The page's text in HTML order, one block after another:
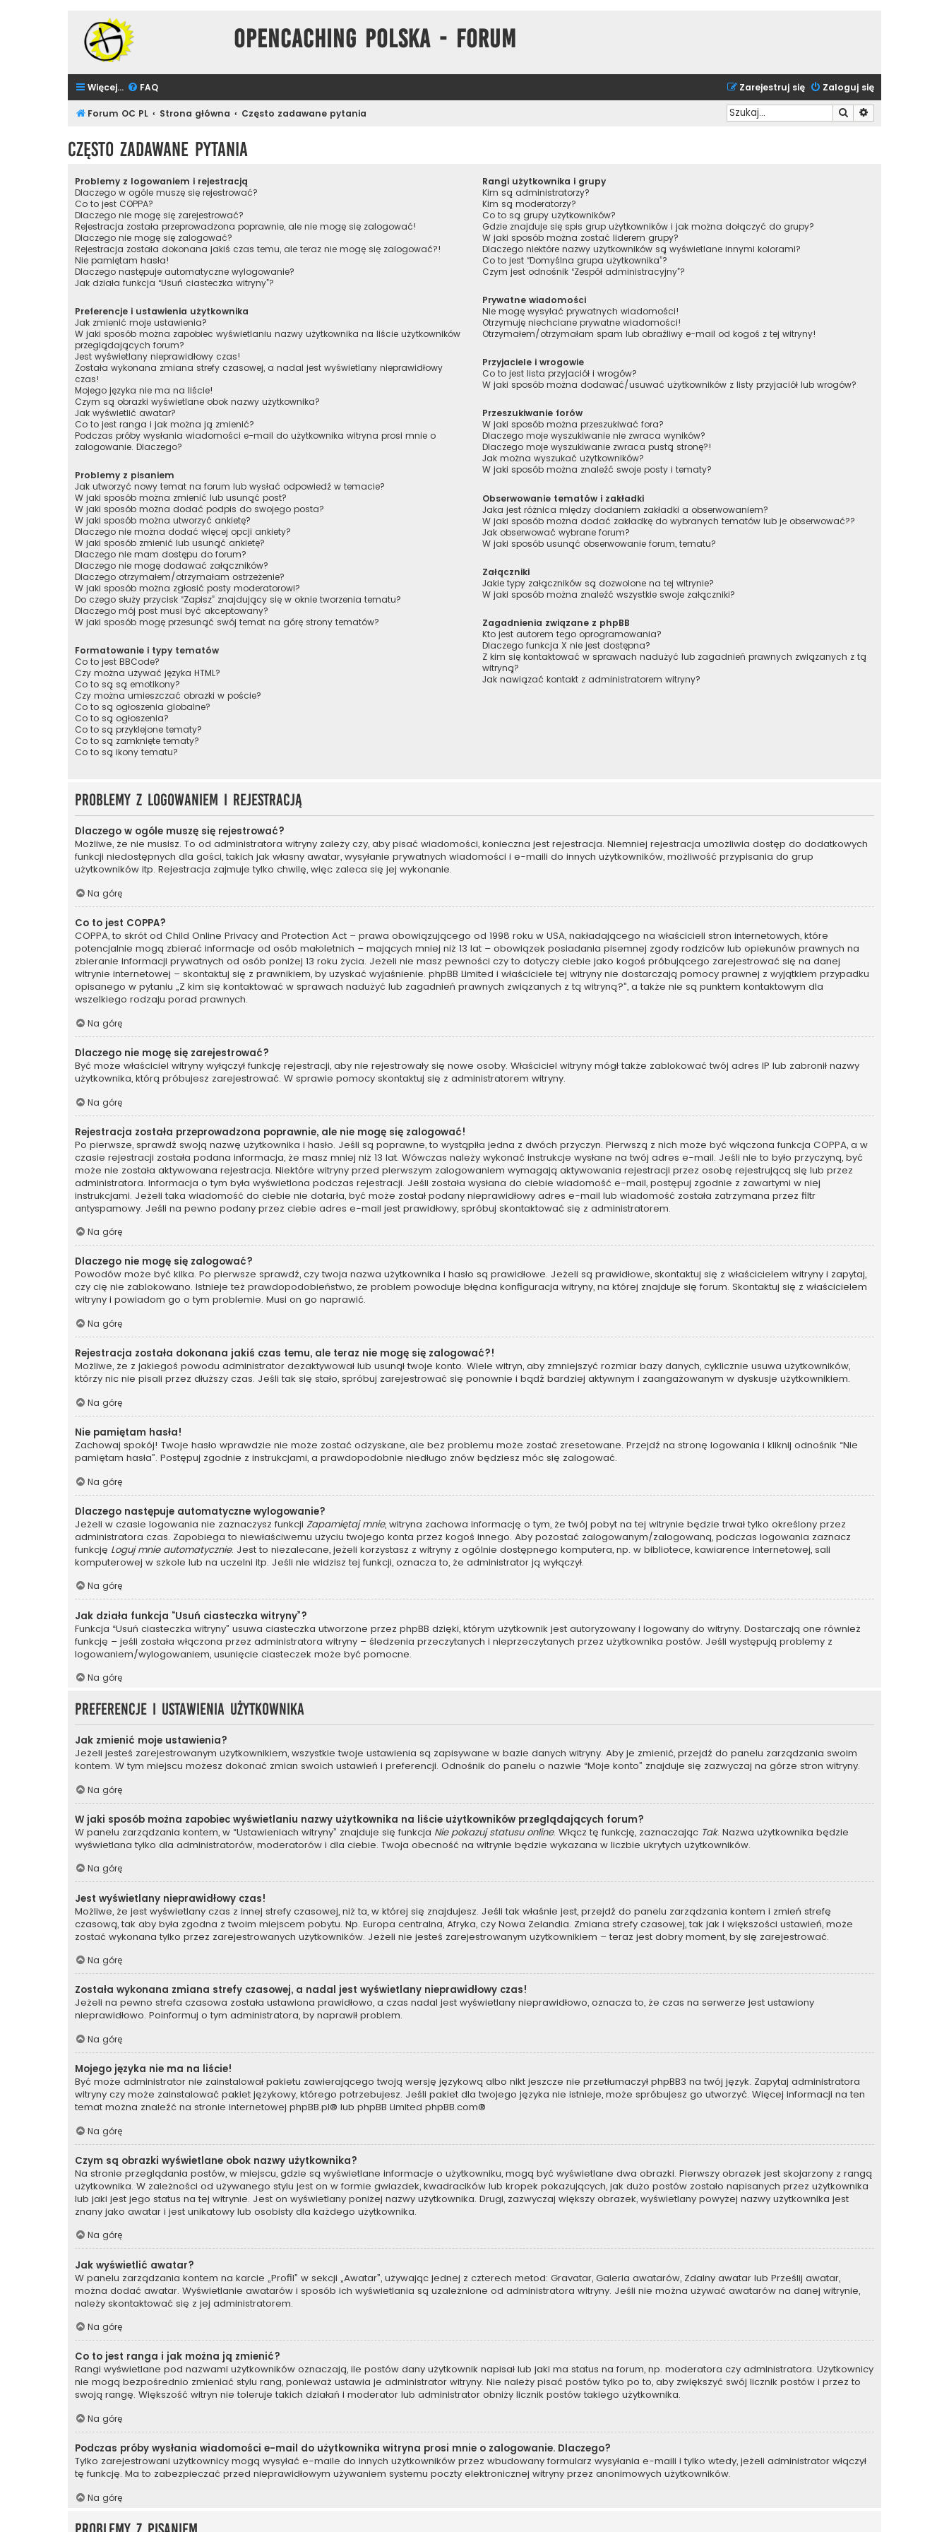
Opencaching Polska - Forum
Więcej… FAQ Zaloguj się
Zarejestruj się
Forum OC PL Strona główna Często zadawane pytania Szukaj
Często zadawane pytania
Problemy z logowaniem i rejestracją
Dlaczego w ogóle muszę się rejestrować?
Co to jest COPPA?
Dlaczego nie mogę się zarejestrować?
Rejestracja została przeprowadzona poprawnie, ale nie mogę się zalogować!
Dlaczego nie mogę się zalogować?
Rejestracja została dokonana jakiś czas temu, ale teraz nie mogę się zalogować?!
Nie pamiętam hasła!
Dlaczego następuje automatyczne wylogowanie?
Jak działa funkcja “Usuń ciasteczka witryny”?
Preferencje i ustawienia użytkownika
Jak zmienić moje ustawienia?
W jaki sposób można zapobiec wyświetlaniu nazwy użytkownika na liście użytkowników
przeglądających forum?
Jest wyświetlany nieprawidłowy czas!
Została wykonana zmiana strefy czasowej, a nadal jest wyświetlany nieprawidłowy
czas!
Mojego języka nie ma na liście!
Czym są obrazki wyświetlane obok nazwy użytkownika?
Jak wyświetlić awatar?
Co to jest ranga i jak można ją zmienić?
Podczas próby wysłania wiadomości e-mail do użytkownika witryna prosi mnie o
zalogowanie. Dlaczego?
Problemy z pisaniem
Jak utworzyć nowy temat na forum lub wysłać odpowiedź w temacie?
W jaki sposób można zmienić lub usunąć post?
W jaki sposób można dodać podpis do swojego posta?
W jaki sposób można utworzyć ankietę?
Dlaczego nie można dodać więcej opcji ankiety?
W jaki sposób zmienić lub usunąć ankietę?
Dlaczego nie mam dostępu do forum?
Dlaczego nie mogę dodawać załączników?
Dlaczego otrzymałem/otrzymałam ostrzeżenie?
W jaki sposób można zgłosić posty moderatorowi?
Do czego służy przycisk “Zapisz” znajdujący się w oknie tworzenia tematu?
Dlaczego mój post musi być akceptowany?
W jaki sposób mogę przesunąć swój temat na górę strony tematów?
Formatowanie i typy tematów
Co to jest BBCode?
Czy można używać języka HTML?
Co to są są emotikony?
Czy można umieszczać obrazki w poście?
Co to są ogłoszenia globalne?
Co to są ogłoszenia?
Co to są przyklejone tematy?
Co to są zamknięte tematy?
Co to są ikony tematu?
Rangi użytkownika i grupy
Kim są administratorzy?
Kim są moderatorzy?
Co to są grupy użytkowników?
Gdzie znajduje się spis grup użytkowników i jak można dołączyć do grupy?
W jaki sposób można zostać liderem grupy?
Dlaczego niektóre nazwy użytkowników są wyświetlane innymi kolorami?
Co to jest “Domyślna grupa użytkownika”?
Czym jest odnośnik “Zespół administracyjny”?
Prywatne wiadomości
Nie mogę wysyłać prywatnych wiadomości!
Otrzymuję niechciane prywatne wiadomości!
Otrzymałem/otrzymałam spam lub obraźliwy e-mail od kogoś z tej witryny!
Przyjaciele i wrogowie
Co to jest lista przyjaciół i wrogów?
W jaki sposób można dodawać/usuwać użytkowników z listy przyjaciół lub wrogów?
Przeszukiwanie forów
W jaki sposób można przeszukiwać fora?
Dlaczego moje wyszukiwanie nie zwraca wyników?
Dlaczego moje wyszukiwanie zwraca pustą stronę?!
Jak można wyszukać użytkowników?
W jaki sposób można znaleźć swoje posty i tematy?
Obserwowanie tematów i zakładki
Jaka jest różnica między dodaniem zakładki a obserwowaniem?
W jaki sposób można dodać zakładkę do wybranych tematów lub je obserwować??
Jak obserwować wybrane forum?
W jaki sposób usunąć obserwowanie forum, tematu?
Załączniki
Jakie typy załączników są dozwolone na tej witrynie?
W jaki sposób można znaleźć wszystkie swoje załączniki?
Zagadnienia związane z phpBB
Kto jest autorem tego oprogramowania?
Dlaczego funkcja X nie jest dostępna?
Z kim się kontaktować w sprawach nadużyć lub zagadnień prawnych związanych z tą
witryną?
Jak nawiązać kontakt z administratorem witryny?
Problemy z logowaniem i rejestracją
Dlaczego w ogóle muszę się rejestrować?
Możliwe, że nie musisz. To od administratora witryny zależy czy, aby pisać wiadomości, konieczna jest rejestracja. Niemniej rejestracja umożliwia dostęp do dodatkowych
funkcji niedostępnych dla gości, takich jak własny awatar, wysyłanie prywatnych wiadomości i e-maili do innych użytkowników, możliwość przypisania do grup
użytkowników itp. Rejestracja zajmuje tylko chwilę, więc zaleca się jej wykonanie.
Na górę
Co to jest COPPA?
COPPA, to skrót od Child Online Privacy and Protection Act – prawa obowiązującego od 1998 roku w USA, nakładającego na właścicieli stron internetowych, które
potencjalnie mogą zbierać informacje od osób małoletnich – mających mniej niż 13 lat – obowiązek posiadania pisemnej zgody rodziców lub opiekunów prawnych na
zbieranie informacji prywatnych od osób poniżej 13 roku życia. Jeżeli nie masz pewności czy to dotyczy ciebie jako kogoś próbującego zarejestrować się na danej
witrynie internetowej – skontaktuj się z prawnikiem, by uzyskać wyjaśnienie. phpBB Limited i właściciele tej witryny nie dostarczają pomocy prawnej z wyjątkiem przypadku
opisanego w pytaniu „Z kim się kontaktować w sprawach nadużyć lub zagadnień prawnych związanych z tą witryną?”, a także nie są punktem kontaktowym dla
wszelkiego rodzaju porad prawnych.
Na górę
Dlaczego nie mogę się zarejestrować?
Być może właściciel witryny wyłączył funkcję rejestracji, aby nie rejestrowały się nowe osoby. Właściciel witryny mógł także zablokować twój adres IP lub zabronił nazwy
użytkownika, którą próbujesz zarejestrować. W sprawie pomocy skontaktuj się z administratorem witryny.
Na górę
Rejestracja została przeprowadzona poprawnie, ale nie mogę się zalogować!
Po pierwsze, sprawdź swoją nazwę użytkownika i hasło. Jeśli są poprawne, to wystąpiła jedna z dwóch przyczyn. Pierwszą z nich może być włączona funkcja COPPA, a w
czasie rejestracji została podana informacja, że masz mniej niż 13 lat. Wówczas należy wykonać instrukcje wysłane na twój adres e-mail. Jeśli nie to było przyczyną, być
może nie została aktywowana rejestracja. Niektóre witryny przed pierwszym zalogowaniem wymagają aktywowania rejestracji przez osobę rejestrującą się lub przez
administratora. Informacja o tym była wyświetlona podczas rejestracji. Jeśli została wysłana do ciebie wiadomość e-mail, postępuj zgodnie z zawartymi w niej
instrukcjami. Jeżeli taka wiadomość do ciebie nie dotarła, być może został podany nieprawidłowy adres e-mail lub wiadomość została zatrzymana przez filtr
antyspamowy. Jeśli na pewno podany przez ciebie adres e-mail jest prawidłowy, spróbuj skontaktować się z administratorem.
Na górę
Dlaczego nie mogę się zalogować?
Powodów może być kilka. Po pierwsze sprawdź, czy twoja nazwa użytkownika i hasło są prawidłowe. Jeżeli są prawidłowe, skontaktuj się z właścicielem witryny i zapytaj,
czy cię nie zablokowano. Istnieje też prawdopodobieństwo, że problem powoduje błędna konfiguracja witryny, na której znajduje się forum. Skontaktuj się z właścicielem
witryny i powiadom go o tym problemie. Musi on go naprawić.
Na górę
Rejestracja została dokonana jakiś czas temu, ale teraz nie mogę się zalogować?!
Możliwe, że z jakiegoś powodu administrator dezaktywował lub usunął twoje konto. Wiele witryn, aby zmniejszyć rozmiar bazy danych, cyklicznie usuwa użytkowników,
którzy nic nie pisali przez dłuższy czas. Jeśli tak się stało, spróbuj zarejestrować się ponownie i bądź bardziej aktywnym i zaangażowanym w dyskusje użytkownikiem.
Na górę
Nie pamiętam hasła!
Zachowaj spokój! Twoje hasło wprawdzie nie może zostać odzyskane, ale bez problemu może zostać zresetowane. Przejdź na stronę logowania i kliknij odnośnik “Nie
pamiętam hasła”. Postępuj zgodnie z instrukcjami, a prawdopodobnie niedługo znów będziesz móc się zalogować.
Na górę
Dlaczego następuje automatyczne wylogowanie?
Jeżeli w czasie logowania nie zaznaczysz funkcji Zapamiętaj mnie, witryna zachowa informację o tym, że twój pobyt na tej witrynie będzie trwał tylko określony przez
administratora czas. Zapobiega to niewłaściwemu użyciu twojego konta przez kogoś innego. Aby pozostać zalogowanym/zalogowaną, podczas logowania zaznacz
funkcję Loguj mnie automatycznie. Jest to niezalecane, jeżeli korzystasz z witryny z ogólnie dostępnego komputera, np. w bibliotece, kawiarence internetowej, sali
komputerowej w szkole lub na uczelni itp. Jeśli nie widzisz tej funkcji, oznacza to, że administrator ją wyłączył.
Na górę
Jak działa funkcja “Usuń ciasteczka witryny”?
Funkcja “Usuń ciasteczka witryny” usuwa ciasteczka utworzone przez phpBB dzięki, którym użytkownik jest autoryzowany i logowany do witryny. Dostarczają one również
funkcję – jeśli została włączona przez administratora witryny – śledzenia przeczytanych i nieprzeczytanych przez użytkownika postów. Jeśli występują problemy z
logowaniem/wylogowaniem, usunięcie ciasteczek może być pomocne.
Na górę
Preferencje i ustawienia użytkownika
Jak zmienić moje ustawienia?
Jeżeli jesteś zarejestrowanym użytkownikiem, wszystkie twoje ustawienia są zapisywane w bazie danych witryny. Aby je zmienić, przejdź do panelu zarządzania swoim
kontem. W tym miejscu możesz dokonać zmian swoich ustawień i preferencji. Odnośnik do panelu o nazwie “Moje konto” znajduje się zazwyczaj na górze stron witryny.
Na górę
W jaki sposób można zapobiec wyświetlaniu nazwy użytkownika na liście użytkowników przeglądających forum?
W panelu zarządzania kontem, w “Ustawieniach witryny” znajduje się funkcja Nie pokazuj statusu online. Włącz tę funkcję, zaznaczając Tak. Nazwa użytkownika będzie
wyświetlana tylko dla administratorów, moderatorów i dla ciebie. Twoja obecność na witrynie będzie wykazana w liczbie ukrytych użytkowników.
Na górę
Jest wyświetlany nieprawidłowy czas!
Możliwe, że jest wyświetlany czas z innej strefy czasowej, niż ta, w której się znajdujesz. Jeśli tak właśnie jest, przejdź do panelu zarządzania kontem i zmień strefę
czasową, tak aby była zgodna z twoim miejscem pobytu. Np. Europa centralna, Afryka, czy Nowa Zelandia. Zmiana strefy czasowej, tak jak i większości ustawień, może
zostać wykonana tylko przez zarejestrowanych użytkowników. Jeżeli nie jesteś zarejestrowanym użytkownikiem – teraz jest dobry moment, by się zarejestrować.
Na górę
Została wykonana zmiana strefy czasowej, a nadal jest wyświetlany nieprawidłowy czas!
Jeżeli na pewno strefa czasowa została ustawiona prawidłowo, a czas nadal jest wyświetlany nieprawidłowo, oznacza to, że czas na serwerze jest ustawiony
nieprawidłowo. Poinformuj o tym administratora, by naprawił problem.
Na górę
Mojego języka nie ma na liście!
Być może administrator nie zainstalował pakietu zawierającego twoją wersję językową albo nikt jeszcze nie przetłumaczył phpBB3 na twój język. Zapytaj administratora
witryny czy może zainstalować pakiet językowy, którego potrzebujesz. Jeśli pakiet dla twojego języka nie istnieje, może spróbujesz go utworzyć. Więcej informacji na ten
temat można znaleźć na stronie internetowej phpBB.pl® lub phpBB Limited phpBB.com®
Na górę
Czym są obrazki wyświetlane obok nazwy użytkownika?
Na stronie przeglądania postów, w miejscu, gdzie są wyświetlane informacje o użytkowniku, mogą być wyświetlane dwa obrazki. Pierwszy obrazek jest skojarzony z rangą
użytkownika. W zależności od używanego stylu jest on w formie gwiazdek, kwadracików lub kropek pokazujących, jak dużo postów zostało napisanych przez użytkownika
lub jaki jest jego status na tej witrynie. Jest on wyświetlany poniżej nazwy użytkownika. Drugi, zazwyczaj większy obrazek, wyświetlany powyżej nazwy użytkownika jest
znany jako awatar i jest unikatowy lub osobisty dla każdego użytkownika.
Na górę
Jak wyświetlić awatar?
W panelu zarządzania kontem na karcie „Profil” w sekcji „Awatar”, używając jednej z czterech metod: Gravatar, Galeria awatarów, Zdalny awatar lub Prześlij awatar,
można dodać awatar. Wyświetlanie awatarów i sposób ich wyświetlania są uzależnione od administratora witryny. Jeśli nie można używać awatarów na danej witrynie,
należy skontaktować się z jej administratorem.
Na górę
Co to jest ranga i jak można ją zmienić?
Rangi wyświetlane pod nazwami użytkowników oznaczają, ile postów dany użytkownik napisał lub jaki ma status na forum, np. moderatora czy administratora. Użytkownicy
nie mogą bezpośrednio zmieniać stylu rang, ponieważ ustawia je administrator witryny. Nie należy pisać postów tylko po to, aby zwiększyć swój licznik postów i przez to
swoją rangę. Większość witryn nie toleruje takich działań i moderator lub administrator obniży licznik postów takiego użytkownika.
Na górę
Podczas próby wysłania wiadomości e-mail do użytkownika witryna prosi mnie o zalogowanie. Dlaczego?
Tylko zarejestrowani użytkownicy mogą wysyłać e-maile do innych użytkowników przez wbudowany formularz wysyłania e-maili i tylko wtedy, jeżeli administrator włączył
tę funkcję. Ma to zabezpieczać przed nieprawidłowym używaniem systemu poczty elektronicznej witryny przez anonimowych użytkowników.
Na górę